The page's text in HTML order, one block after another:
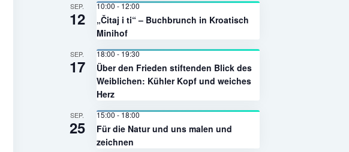
SEP.
12
10:00-12:00
„Čitaj i ti“ – Buchbrunch in Kroatisch
Minihof
SEP.
17
18:00-19:30
Über den Frieden stiftenden Blick des
Weiblichen: Kühler Kopf und weiches
Herz
SEP.
25
15:00-18:00
Für die Natur und uns malen und
zeichnen